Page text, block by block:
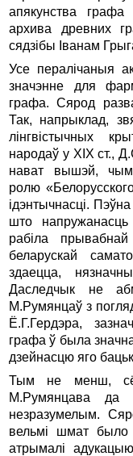
апякунства графа
архива древних
сядзiбы Iванам
Усе пералiчаныя
значэнне для
графа. Сярод
Так, напрыклад,
лiнгвiстычных
народаў у XIX ст.,
нават вышэй, чым
ролю
iдэнтычнасцi.
што напружанасць
рабiла
беларускай
здаецца,
Даследчык не
М.Румянцаў з
Ё.Г.Гердэра,
графа ў была
дзейнасцю яго
Тым не менш,
М.Румянцава да
незразумелым.
вельмi шмат было
атрымалi